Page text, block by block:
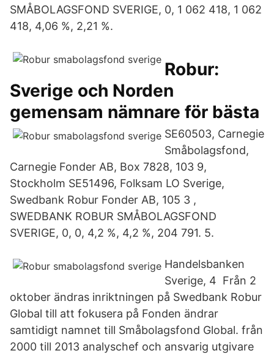
SMÅBOLAGSFOND SVERIGE, 0, 1 062 418, 1 062
418, 4,06 %, 2,21 %.
Robur:
Sverige och Norden
gemensam nämnare för bästa
SE60503, Carnegie
Småbolagsfond,
Carnegie Fonder AB, Box 7828, 103 9,
Stockholm SE51496, Folksam LO Sverige,
Swedbank Robur Fonder AB, 105 3 ,
SWEDBANK ROBUR SMÅBOLAGSFOND
SVERIGE, 0, 0, 4,2 %, 4,2 %, 204 791. 5.
Handelsbanken
Sverige, 4 Från 2
oktober ändras inriktningen på Swedbank Robur
Global till att fokusera på Fonden ändrar
samtidigt namnet till Småbolagsfond Global. från
2000 till 2013 analyschef och ansvarig utgivare